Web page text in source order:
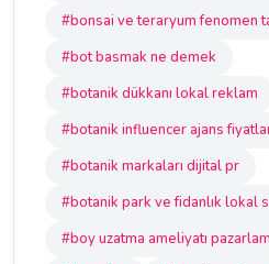
#bonsai ve teraryum fenomen
#bot basmak ne demek
#botanik dükkanı lokal reklam
#botanik influencer ajans
#botanik markaları dijital pr
#botanik park ve fidanlık lokal
#boy uzatma ameliyatı